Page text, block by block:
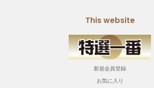
This website
新規会員登録
お気に入り